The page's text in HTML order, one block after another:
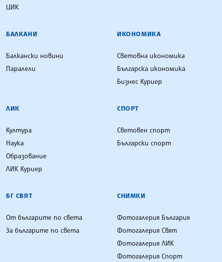
ЦИК
БАЛКАНИ
Балкански новини
Паралели
ИКОНОМИКА
Световна икономика
Българска икономика
Бизнес Куриер
ЛИК
Култура
Наука
Образование
ЛИК Куриер
СПОРТ
Световен спорт
Български спорт
БГ СВЯТ
От българите по света
За българите по света
СНИМКИ
Фотогалерия България
Фотогалерия Свят
Фотогалерия ЛИК
Фотогалерия Спорт